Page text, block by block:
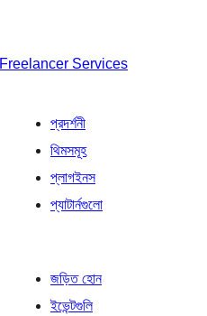
Freelancer Services
প্রদর্শনী
থিমসমূহ
প্লাগইনস
প্যাটার্নগুলো
জড়িত হোন
ইভেন্টগুলি